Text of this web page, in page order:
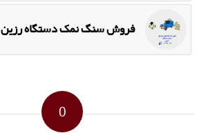
فروش سنگ نمک دستگاه رزین
0